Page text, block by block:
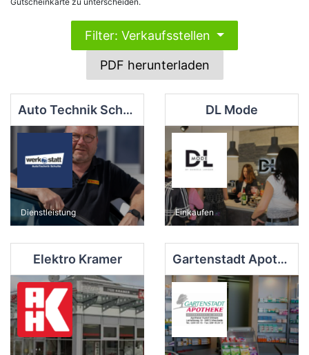
Filter: Verkaufsstellen
PDF herunterladen
Auto Technik Schulte
Dienstleistung
DL Mode
Einkaufen
Elektro Kramer Gartenstadt Apotheke